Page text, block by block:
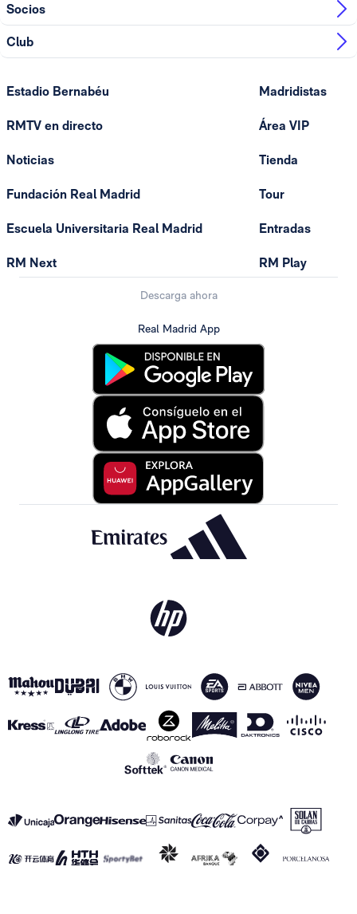
Socios
Club
Estadio Bernabéu
RMTV en directo
Noticias
Fundación Real Madrid
Escuela Universitaria Real Madrid
RM Next
Madridistas
Área VIP
Tienda
Tour
Entradas
RM Play
Descarga ahora
Real Madrid App